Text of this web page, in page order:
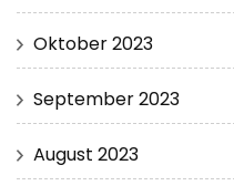
Oktober 2023
September 2023
August 2023